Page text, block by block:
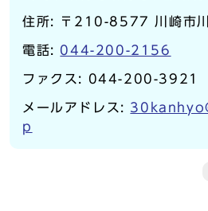
住所: 〒210-8577 川崎市
電話: 044-200-2156
ファクス: 044-200-3921
メールアドレス:
p